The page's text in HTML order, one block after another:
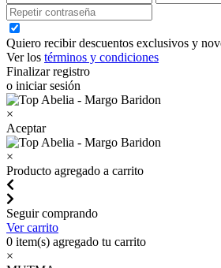
Quiero recibir descuentos exclusivos y
Ver los términos y condiciones
Finalizar registro
o iniciar sesión
×
Aceptar
×
Producto agregado a carrito
Seguir comprando
Ver carrito
0 item(s) agregado tu carrito
×